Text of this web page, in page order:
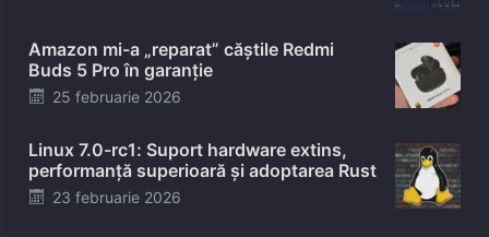
Amazon mi-a „reparat” căștile Redmi
Buds 5 Pro în garanție
Posted
25 februarie 2026
Linux 7.0-rc1: Suport hardware extins,
performanță superioară și adoptarea Rust
Posted
23 februarie 2026